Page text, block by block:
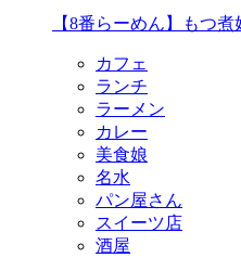
【8番らーめん】もつ
カフェ
ランチ
ラーメン
カレー
美食娘
名水
パン屋さん
スイーツ店
酒屋